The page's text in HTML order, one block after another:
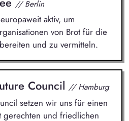
// Berlin
aktiv, um
von Brot für die
und zu vermitteln.
Council // Hamburg
setzen wir uns für einen
gerechten und friedlichen